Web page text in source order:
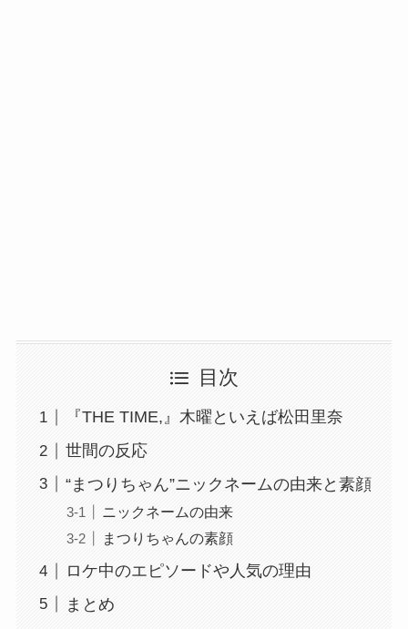
目次
『THE TIME,』木曜といえば松田里奈
世間の反応
“まつりちゃん”ニックネームの由来と素顔
ニックネームの由来
まつりちゃんの素顔
ロケ中のエピソードや人気の理由
まとめ